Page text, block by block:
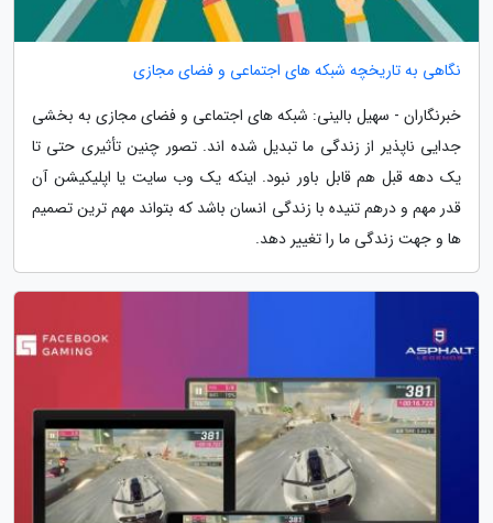
نگاهی به تاریخچه شبکه های اجتماعی و فضای مجازی
خبرنگاران - سهیل بالینی: شبکه های اجتماعی و فضای مجازی به بخشی
جدایی ناپذیر از زندگی ما تبدیل شده اند. تصور چنین تأثیری حتی تا
یک دهه قبل هم قابل باور نبود. اینکه یک وب سایت یا اپلیکیشن آن
قدر مهم و درهم تنیده با زندگی انسان باشد که بتواند مهم ترین تصمیم
ها و جهت زندگی ما را تغییر دهد.